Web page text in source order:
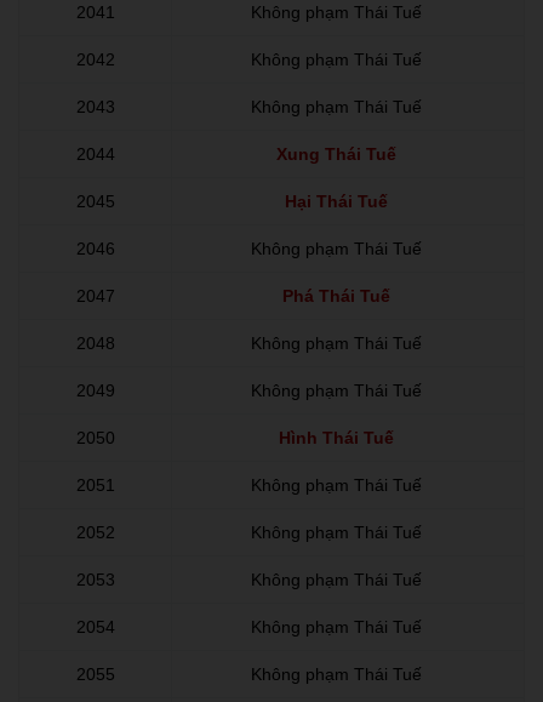
2041 Không phạm Thái Tuế
2042 Không phạm Thái Tuế
2043 Không phạm Thái Tuế
2044 Xung Thái Tuế
2045 Hại Thái Tuế
2046 Không phạm Thái Tuế
2047 Phá Thái Tuế
2048 Không phạm Thái Tuế
2049 Không phạm Thái Tuế
2050 Hình Thái Tuế
2051 Không phạm Thái Tuế
2052 Không phạm Thái Tuế
2053 Không phạm Thái Tuế
2054 Không phạm Thái Tuế
2055 Không phạm Thái Tuế